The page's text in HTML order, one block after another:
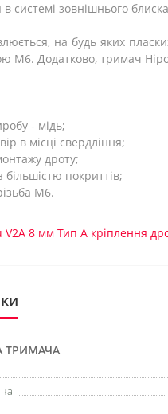
системі зовнішнього
на будь яких
М6. Додатково, тримач
- мідь;
в місці свердління;
дроту;
більшістю покриттів;
М6.
V2A 8 мм Тип А кріплення
ТРИМАЧА